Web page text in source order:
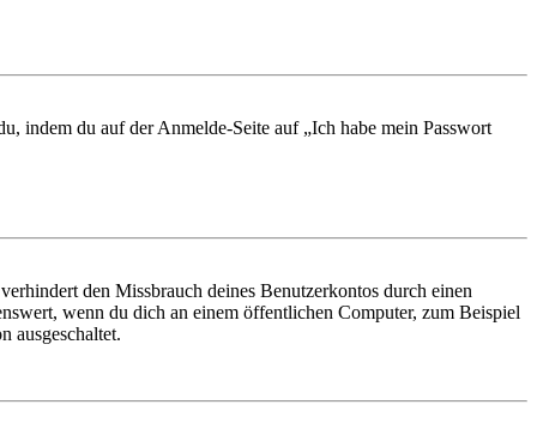
indem du auf der Anmelde-Seite auf „Ich habe mein Passwort
den Missbrauch deines Benutzerkontos durch einen
wenn du dich an einem öffentlichen Computer, zum Beispiel
ausgeschaltet.